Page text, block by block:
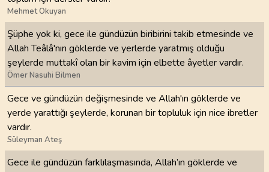
Mehmet Okuyan
Şüphe yok ki, gece ile gündüzün biribirini takib etmesinde ve
Allah Teâlâ'nın göklerde ve yerlerde yaratmış olduğu
şeylerde muttakî olan bir kavim için elbette âyetler vardır.
Ömer Nasuhi Bilmen
Gece ve gündüzün değişmesinde ve Allah'ın göklerde ve
yerde yarattığı şeylerde, korunan bir topluluk için nice ibretler
vardır.
Süleyman Ateş
Gece ile gündüzün farklılaşmasında, Allah’ın göklerde ve